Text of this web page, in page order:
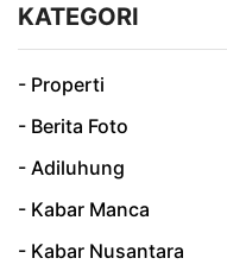
KATEGORI
- Properti
- Berita Foto
- Adiluhung
- Kabar Manca
- Kabar Nusantara